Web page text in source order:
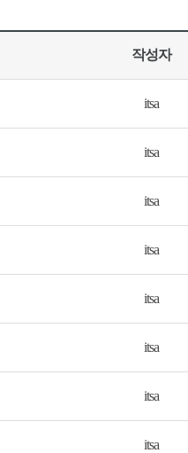
작성자
itsa
itsa
itsa
itsa
itsa
itsa
itsa
itsa